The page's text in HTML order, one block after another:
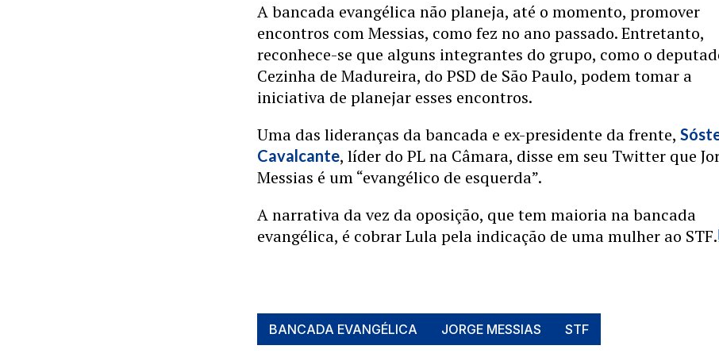
A bancada evangélica não planeja, até o momento, promover
encontros com Messias, como fez no ano passado. Entretanto,
reconhece-se que alguns integrantes do grupo, como o
Cezinha de Madureira, do PSD de São Paulo, podem tomar a
iniciativa de planejar esses encontros.
Uma das lideranças da bancada e ex-presidente da frente,
Cavalcante, líder do PL na Câmara, disse em seu Twitter que
Messias é um “evangélico de esquerda”.
A narrativa da vez da oposição, que tem maioria na bancada
evangélica, é cobrar Lula pela indicação de uma mulher ao STF.
BANCADA EVANGÉLICA JORGE MESSIAS STF